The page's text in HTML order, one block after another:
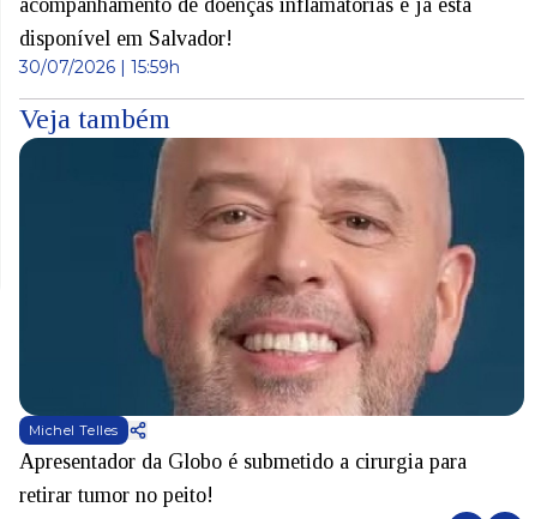
acompanhamento de doenças inflamatórias e já está
disponível em Salvador!
30/07/2026 | 15:59h
Veja também
Michel Telles
Apresentador da Globo é submetido a cirurgia para
retirar tumor no peito!